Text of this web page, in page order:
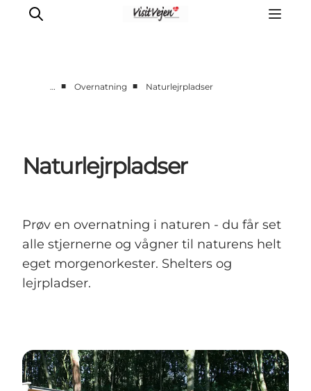
Natur
Se og oplev
Events
Udforsk
… ■ Overnatning ■ Naturlejrpladser
Naturlejrpladser
Prøv en overnatning i naturen - du får set
alle stjernerne og vågner til naturens helt
eget morgenorkester. Shelters og
lejrpladser.